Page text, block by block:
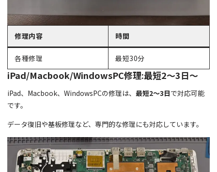
修理内容 時間
各種修理 最短30分
iPad/Macbook/WindowsPC修理:最短2～3日～
iPad、Macbook、WindowsPCの修理は、 最短2～3日で対応可能
です。
データ復旧や基板修理など、専門的な修理にも対応しています。